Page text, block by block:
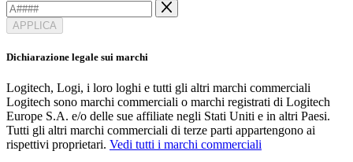
APPLICA
Dichiarazione legale sui marchi
Logitech, Logi, i loro loghi e tutti gli altri marchi commerciali
Logitech sono marchi commerciali o marchi registrati di Logitech
Europe S.A. e/o delle sue affiliate negli Stati Uniti e in altri Paesi.
Tutti gli altri marchi commerciali di terze parti appartengono ai
rispettivi proprietari. Vedi tutti i marchi commerciali